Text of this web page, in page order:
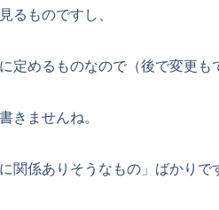
るものですし、
定めるものなので（後で変更も
きませんね。
関係ありそうなもの」ばかりで